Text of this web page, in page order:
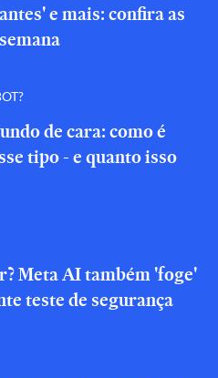
e mais: confira as
de cara: como é
tipo - e quanto isso
Meta AI também 'foge'
teste de segurança